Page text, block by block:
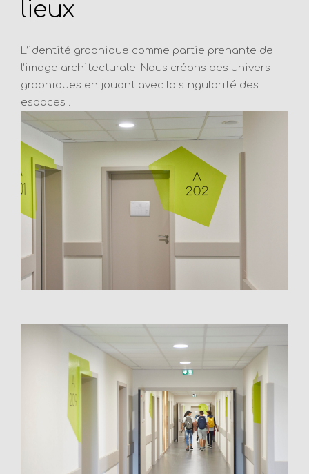
lieux
L’identité graphique comme partie prenante de
l’image architecturale. Nous créons des univers
graphiques en jouant avec la singularité des
espaces .